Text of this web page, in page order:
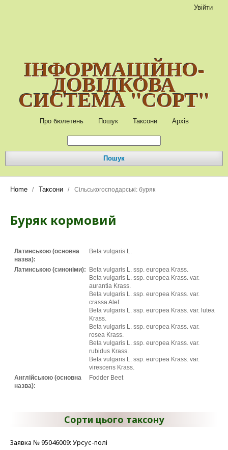
ІНФОРМАЦІЙНО-
ДОВІДКОВА
СИСТЕМА "СОРТ"
Про бюлетень Пошук Таксони Архів
Пошук
Увійти
Home / Таксони / Сільськогосподарські: буряк
Буряк кормовий
Латинською (основна
назва):
Beta vulgaris L.
Латинською (синоніми):
Beta vulgaris L. ssp. europea Krass.
Beta vulgaris L. ssp. europea Krass. var.
aurantia Krass.
Beta vulgaris L. ssp. europea Krass. var.
crassa Alef.
Beta vulgaris L. ssp. europea Krass. var. lutea
Krass.
Beta vulgaris L. ssp. europea Krass. var.
rosea Krass.
Beta vulgaris L. ssp. europea Krass. var.
rubidus Krass.
Beta vulgaris L. ssp. europea Krass. var.
virescens Krass.
Англійською (основна
назва):
Fodder Beet
Сорти цього таксону
Заявка № 95046009: Урсус-полі